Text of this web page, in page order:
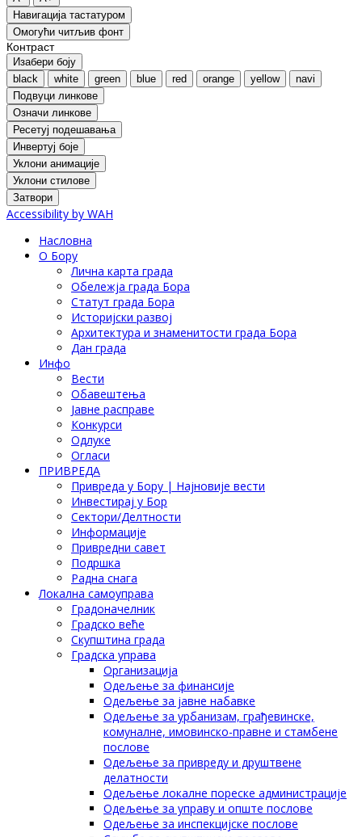
Навигација тастатуром
Oмогући читљив фонт
Контраст
Изабери боју
black
white green blue red orange yellow
navi
Подвуци линкове
Означи линкове
Ресетуј подешавања
Инвертуј боје
Уклони анимације
Уклони стилове
Затвори
Accessibility by WAH
Насловна
О Бору
Лична карта града
Обележја града Бора
Статут града Бора
Историјски развој
Архитектура и знаменитости града Бора
Дан града
Инфо
Вести
Обавештења
Јавне расправе
Конкурси
Одлуке
Огласи
ПРИВРЕДА
Привреда у Бору | Најновије вести
Инвестирај у Бор
Сектори/Делтности
Информације
Привредни савет
Подршка
Радна снага
Локална самоуправа
Градоначелник
Градско веће
Скупштина града
Градска управа
Организација
Одељење за финансије
Одељење за јавне набавке
Одељење за урбанизам, грађевинске,
комуналне, имовинско-правне и стамбене
послове
Одељење за привреду и друштвене
делатности
Одељење локалне пореске администрације
Одељење за управу и опште послове
Одељење за инспекцијске послове